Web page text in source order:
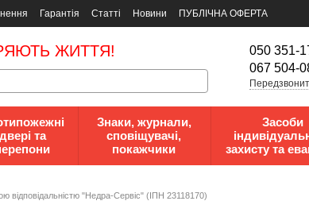
Гарантія Статті Новини
ПУБЛІЧНА ОФЕРТА
ЖИТТЯ!
050 351-
067 504-
двері та
Знаки, журнали,
сповіщувачі,
покажчики
Засоби
захисту та
відповідальністю "Недра-Сервіс" (ІПН 23118170)